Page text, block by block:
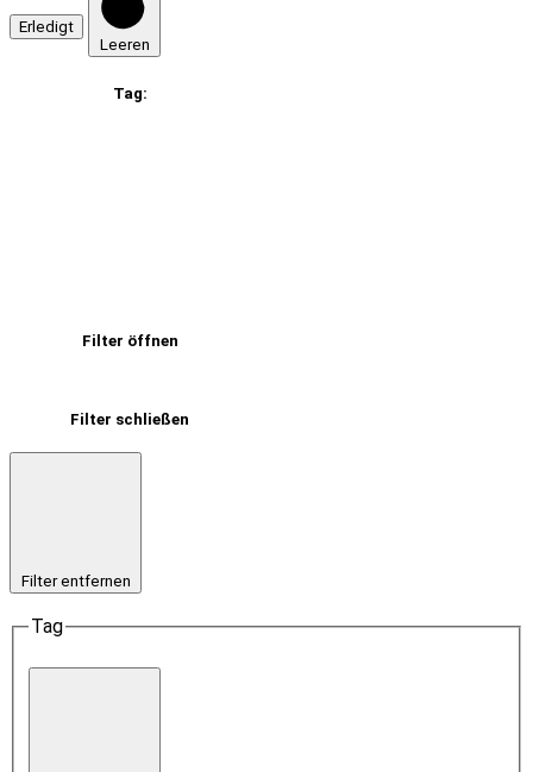
Erledigt
Leeren
Tag:
Filter öffnen
Filter schließen
Filter entfernen
Tag